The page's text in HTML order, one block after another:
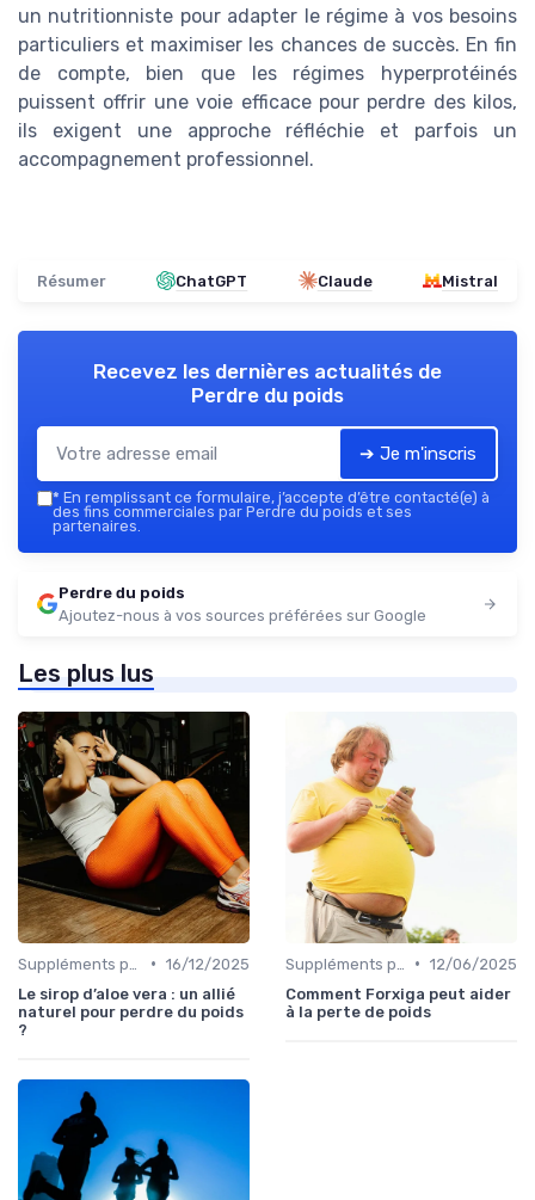
un nutritionniste pour adapter le régime à vos besoins
particuliers et maximiser les chances de succès. En fin
de compte, bien que les régimes hyperprotéinés
puissent offrir une voie efficace pour perdre des kilos,
ils exigent une approche réfléchie et parfois un
accompagnement professionnel.
Résumer ChatGPT Claude Mistral
Recevez les dernières actualités de
Perdre du poids
➔ Je m'inscris
* En remplissant ce formulaire, j’accepte d’être contacté(e) à
des fins commerciales par Perdre du poids et ses
partenaires.
Perdre du poids
Ajoutez-nous à vos sources préférées sur Google
Les plus lus
• 16/12/2025
Le sirop d’aloe vera : un allié
naturel pour perdre du poids
?
• 12/06/2025
Comment Forxiga peut aider
à la perte de poids